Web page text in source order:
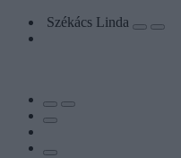
Székács Linda